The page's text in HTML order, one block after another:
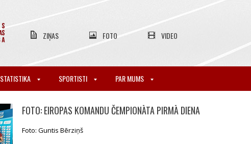
ZIŅAS FOTO VIDEO
STATISTIKA SPORTISTI PAR MUMS
FOTO: EIROPAS KOMANDU ČEMPIONĀTA PIRMĀ DIENA
Foto: Guntis Bērziņš